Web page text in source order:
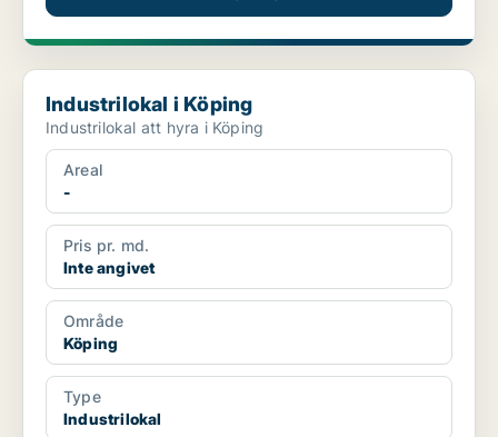
Industrilokal i Köping
Industrilokal i Köping
Industrilokal att hyra i Köping
Areal
-
Pris pr. md.
Inte angivet
Område
Köping
Type
Industrilokal